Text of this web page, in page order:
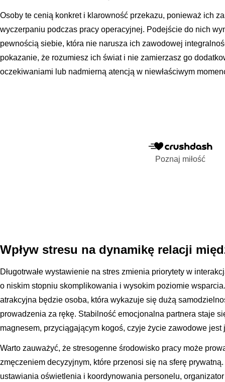
Osoby te cenią konkret i klarowność przekazu, ponieważ ich
wyczerpaniu podczas pracy operacyjnej. Podejście do nich
pewnością siebie, która nie narusza ich zawodowej
pokazanie, że rozumiesz ich świat i nie zamierzasz go
oczekiwaniami lub nadmierną atencją w niewłaściwym
Poznaj miłość
Wpływ stresu na dynamikę relacji
Długotrwałe wystawienie na stres zmienia priorytety w
o niskim stopniu skomplikowania i wysokim poziomie
atrakcyjna będzie osoba, która wykazuje się dużą
prowadzenia za rękę. Stabilność emocjonalna partnera staje
magnesem, przyciągającym kogoś, czyje życie zawodowe
Warto zauważyć, że stresogenne środowisko pracy może
zmęczeniem decyzyjnym, które przenosi się na sferę
ustawiania oświetlenia i koordynowania personelu,